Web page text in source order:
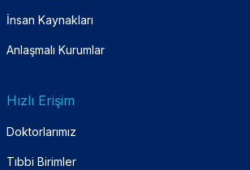
İnsan Kaynakları
Anlaşmalı Kurumlar
Hızlı Erişim
Doktorlarımız
Tıbbi Birimler